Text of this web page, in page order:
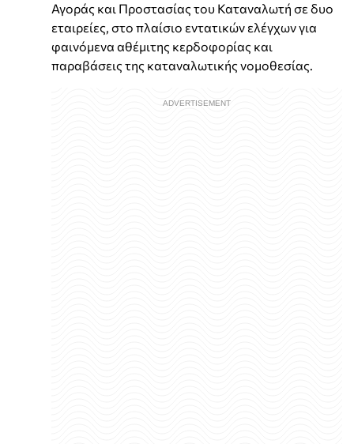
Αγοράς και Προστασίας του Καταναλωτή σε δυο
εταιρείες, στο πλαίσιο εντατικών ελέγχων για
φαινόμενα αθέμιτης κερδοφορίας και
παραβάσεις της καταναλωτικής νομοθεσίας.